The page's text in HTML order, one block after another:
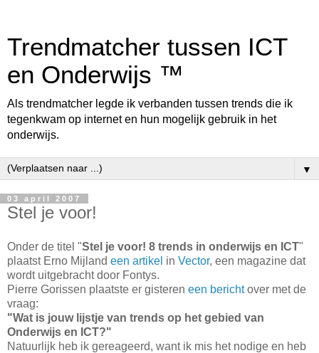
Trendmatcher tussen ICT
en Onderwijs ™
Als trendmatcher legde ik verbanden tussen trends die ik
tegenkwam op internet en hun mogelijk gebruik in het
onderwijs.
▼
03 april 2007
Stel je voor!
Onder de titel "Stel je voor! 8 trends in onderwijs en ICT"
plaatst Erno Mijland een artikel in Vector, een magazine dat
wordt uitgebracht door Fontys.
Pierre Gorissen plaatste er gisteren een berichtover met de
vraag:
"Wat is jouw lijstje van trends op het gebied van
Onderwijs en ICT?"
Natuurlijk heb ik gereageerd, want ik mis het nodige en heb